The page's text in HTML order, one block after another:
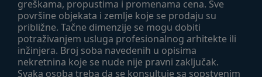
greškama, propustima i promenama cena. Sve
površine objekata i zemlje koje se prodaju su
približne. Tačne dimenzije se mogu dobiti
potraživanjem usluga profesionalnog arhitekte ili
inžinjera. Broj soba navedenih u opisima
nekretnina koje se nude nije pravni zaključak.
Svaka osoba treba da se konsultuje sa sopstvenim